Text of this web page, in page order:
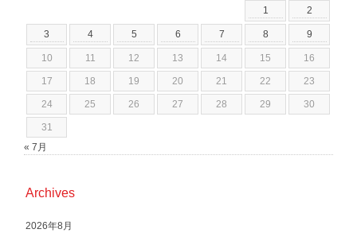
1 2
3 4 5 6 7 8 9
10 11 12 13 14 15 16
17 18 19 20 21 22 23
24 25 26 27 28 29 30
31
« 7月
Archives
2026年8月